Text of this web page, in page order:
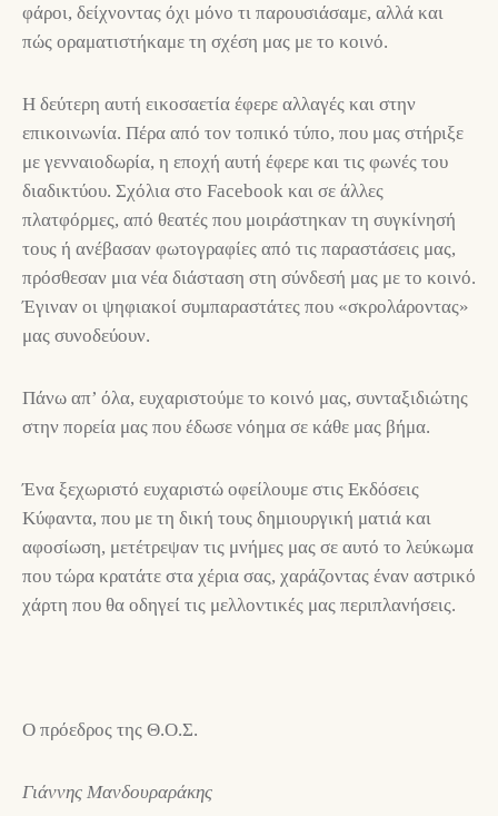
φάροι, δείχνοντας όχι μόνο τι παρουσιάσαμε, αλλά και
πώς οραματιστήκαμε τη σχέση μας με το κοινό.
Η δεύτερη αυτή εικοσαετία έφερε αλλαγές και στην
επικοινωνία. Πέρα από τον τοπικό τύπο, που μας στήριξε
με γενναιοδωρία, η εποχή αυτή έφερε και τις φωνές του
διαδικτύου. Σχόλια στο Facebook και σε άλλες
πλατφόρμες, από θεατές που μοιράστηκαν τη συγκίνησή
τους ή ανέβασαν φωτογραφίες από τις παραστάσεις μας,
πρόσθεσαν μια νέα διάσταση στη σύνδεσή μας με το κοινό.
Έγιναν οι ψηφιακοί συμπαραστάτες που «σκρολάροντας»
μας συνοδεύουν.
Πάνω απ’ όλα, ευχαριστούμε το κοινό μας, συνταξιδιώτης
στην πορεία μας που έδωσε νόημα σε κάθε μας βήμα.
Ένα ξεχωριστό ευχαριστώ οφείλουμε στις Εκδόσεις
Κύφαντα, που με τη δική τους δημιουργική ματιά και
αφοσίωση, μετέτρεψαν τις μνήμες μας σε αυτό το λεύκωμα
που τώρα κρατάτε στα χέρια σας, χαράζοντας έναν αστρικό
χάρτη που θα οδηγεί τις μελλοντικές μας περιπλανήσεις.
Ο πρόεδρος της Θ.Ο.Σ.
Γιάννης Μανδουραράκης